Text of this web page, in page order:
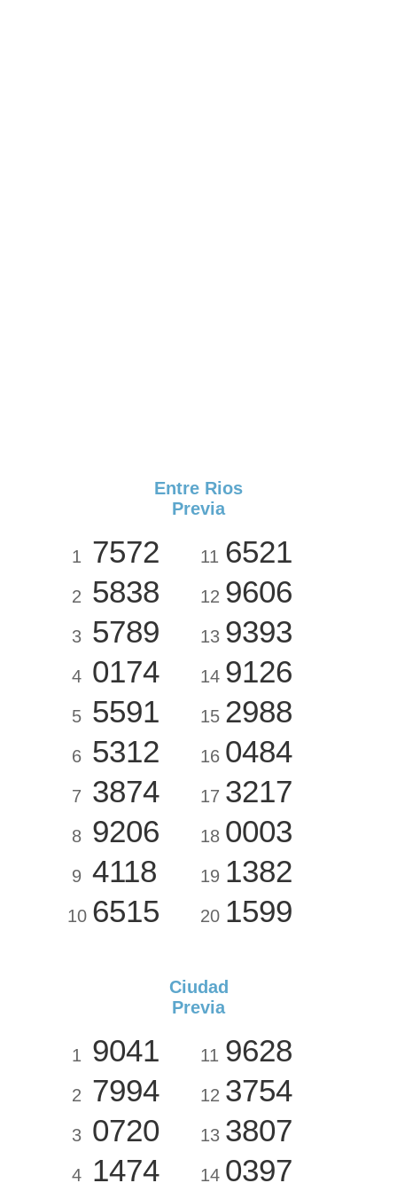
Entre Rios
Previa
1 7572
2 5838
3 5789
4 0174
5 5591
6 5312
7 3874
8 9206
9 4118
10 6515
11 6521
12 9606
13 9393
14 9126
15 2988
16 0484
17 3217
18 0003
19 1382
20 1599
Ciudad
Previa
1 9041
2 7994
3 0720
4 1474
11 9628
12 3754
13 3807
14 0397